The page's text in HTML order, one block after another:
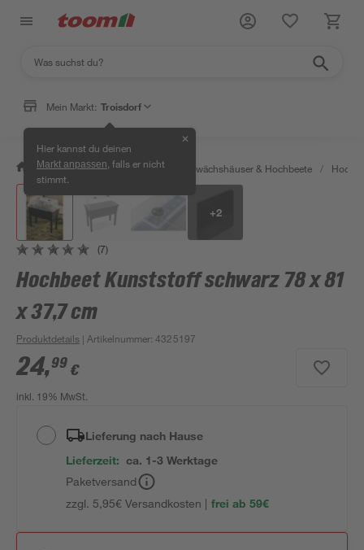
Mein Markt: Troisdorf
Hier kannst du deinen
Markt anpassen , falls er nicht
stimmt.
✕
/ Garten & Freizeit / Anzucht, Gewächshäuser & Hochbeete /
+2
(7)
Hochbeet Kunststoff schwarz 78 x 81
x 37,7 cm
Produktdetails | Artikelnummer:4325197
24,99 €
inkl. 19% MwSt.
Lieferung nach Hause
Lieferzeit: ca. 1-3 Werktage
Paketversand
zzgl. 5,95€ Versandkosten | frei ab 59€